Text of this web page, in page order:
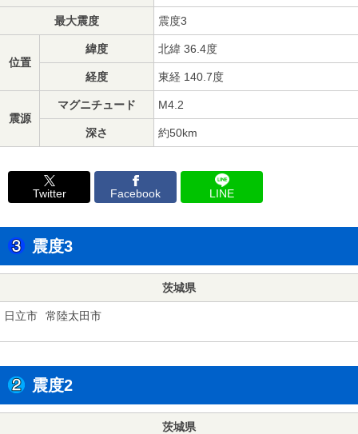
最大震度 震度3
位置
緯度 北緯 36.4度
経度 東経 140.7度
震源
マグニチュード M4.2
深さ 約50km
Twitter Facebook LINE
震度3
茨城県
日立市 常陸太田市
震度2
茨城県